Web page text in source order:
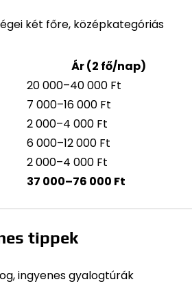
két főre, középkategóriás
Ár (2 fő/nap)
20 000–40 000 Ft
7 000–16 000 Ft
2 000–4 000 Ft
6 000–12 000 Ft
2 000–4 000 Ft
37 000–76 000 Ft
tippek
ingyenes gyalogtúrák